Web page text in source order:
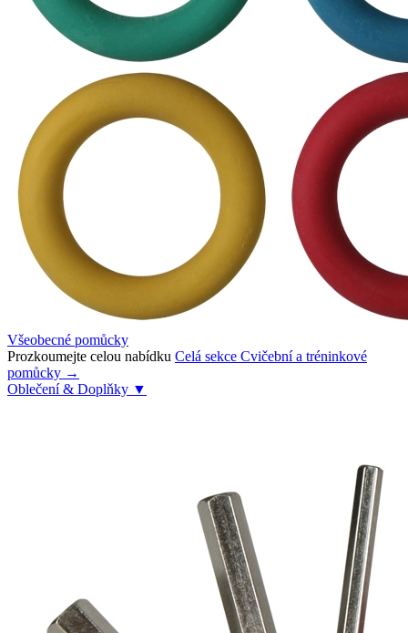
Všeobecné pomůcky
Prozkoumejte celou nabídku Celá sekce Cvičební a tréninkové
pomůcky →
Oblečení & Doplňky ▼